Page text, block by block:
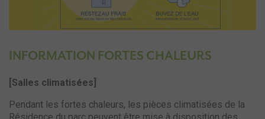
INFORMATION FORTES CHALEURS
[Salles climatisées]
Pendant les fortes chaleurs, les pièces climatisées de la
Résidence du parc peuvent être mise à disposition des